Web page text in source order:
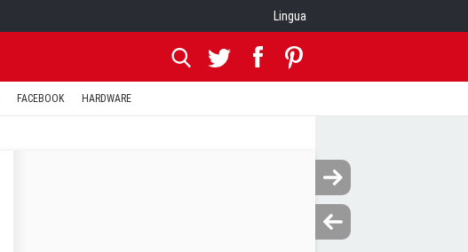
Lingua
FACEBOOK HARDWARE